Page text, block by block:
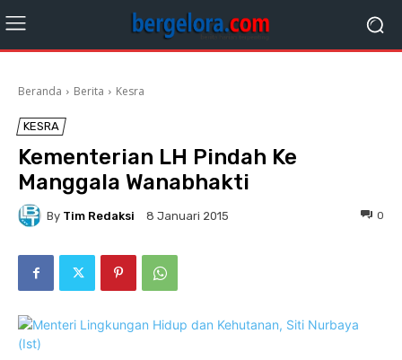
Beranda Berita Kesra
KESRA
Kementerian LH Pindah Ke
Manggala Wanabhakti
By Tim Redaksi 8 Januari 2015 0